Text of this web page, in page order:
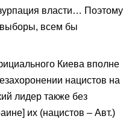
власти… Поэтому
выборы, всем бы
Киева вполне
нацистов на
лидер также без
их (нацистов – Авт.)